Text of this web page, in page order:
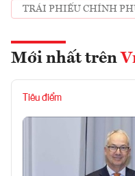
TRÁI PHIẾU CHÍNH
Mới nhất trên
Tiêu điểm